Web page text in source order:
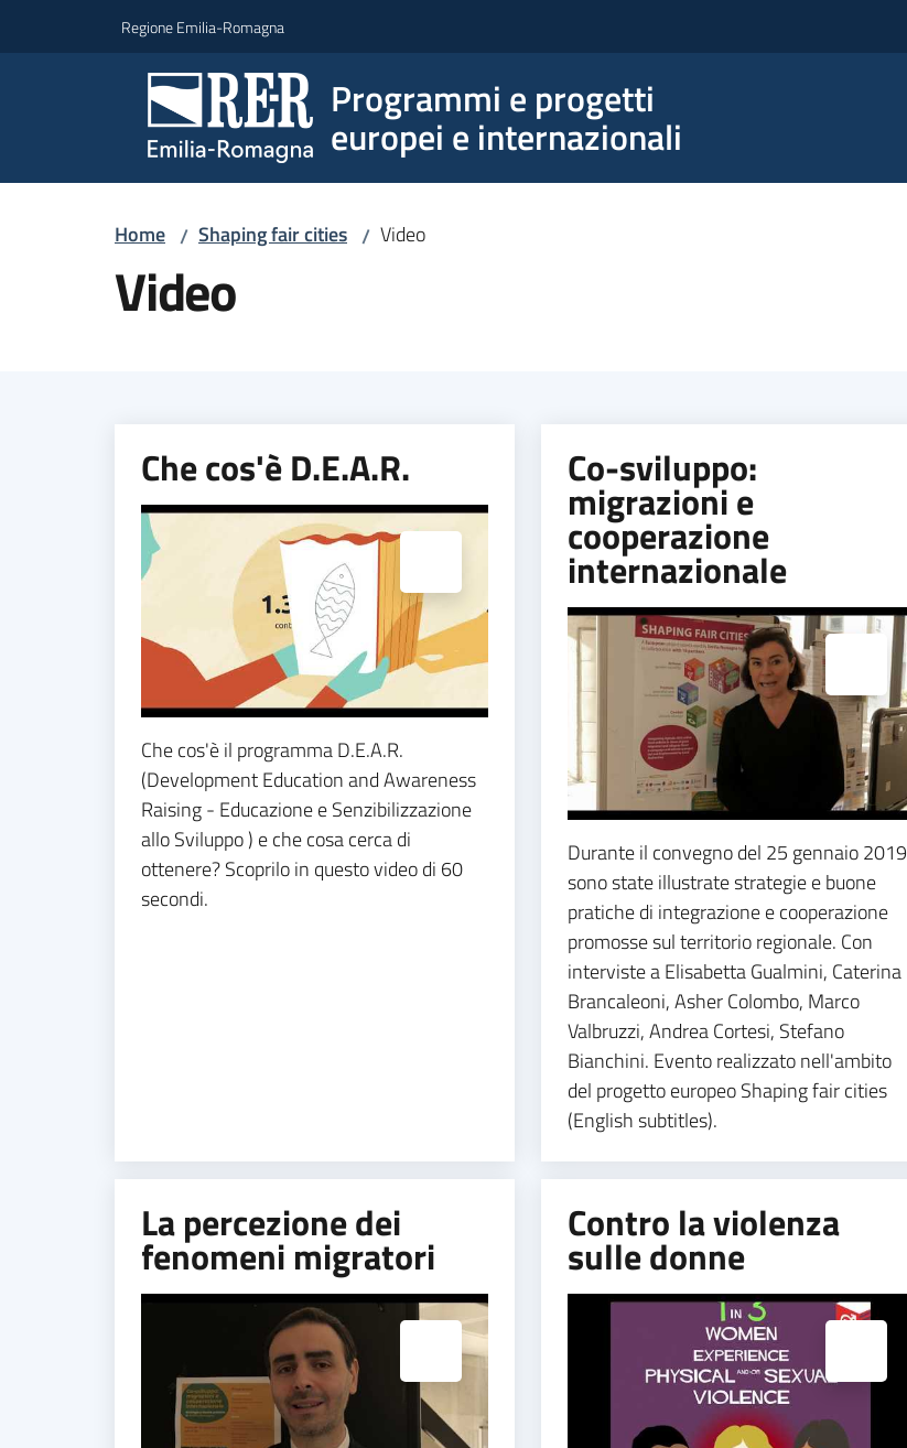
Regione Emilia-Romagna
Programmi e progetti
europei e internazionali
Home / Shaping fair cities / Video
Video
Che cos'è D.E.A.R.
Espandi popup
Che cos'è il programma D.E.A.R.
(Development Education and Awareness
Raising - Educazione e Senzibilizzazione
allo Sviluppo ) e che cosa cerca di
ottenere? Scoprilo in questo video di 60
secondi.
Co-sviluppo:
migrazioni e
cooperazione
internazionale
Espandi popup
Durante il convegno del 25 gennaio 2019
sono state illustrate strategie e buone
pratiche di integrazione e cooperazione
promosse sul territorio regionale. Con
interviste a Elisabetta Gualmini, Caterina
Brancaleoni, Asher Colombo, Marco
Valbruzzi, Andrea Cortesi, Stefano
Bianchini. Evento realizzato nell'ambito
del progetto europeo Shaping fair cities
(English subtitles).
La percezione dei
fenomeni migratori
Contro la violenza
sulle donne